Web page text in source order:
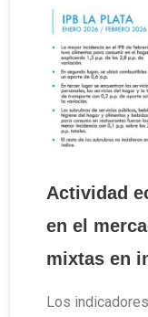
Actividad
en el
mixtas en
Los